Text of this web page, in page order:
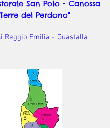
San Polo - Canossa
del Perdono"
Reggio Emilia - Guastalla